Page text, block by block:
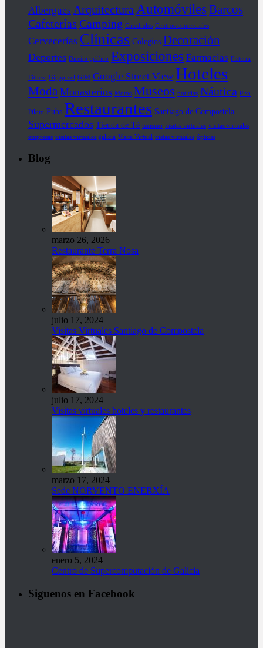
Albergues Arquitectura Automóviles Barcos
Cafeterías Camping Catedrales Centros comerciales
Cervecerías Clínicas Colegios Decoración
Deportes Diseño gráfico Exposiciones Farmacias Fisterra
Fitness Gigapixel GIM Google Street View Hoteles
Moda Monasterios Motos Museos noticias Náutica Piso
Piloto Pubs Restaurantes Santiago de Compostela
Supermercados Tienda de Té turismo visitas virtuales visitas virtuales
empresas visitas virtuales galicia Visita Virtual vistas virtuales ópticas
Blog
marzo 26, 2026
Restaurante Terra Nosa
julio 17, 2024
Visitas Virtuales Santiago de Compostela
julio 17, 2024
Visitas virtuales hoteles y restaurantes
marzo 17, 2024
Sede NORVENTO ENERXÍA
enero 5, 2024
Centro de Supercomputación de Galicia
Siguenos en Facebook